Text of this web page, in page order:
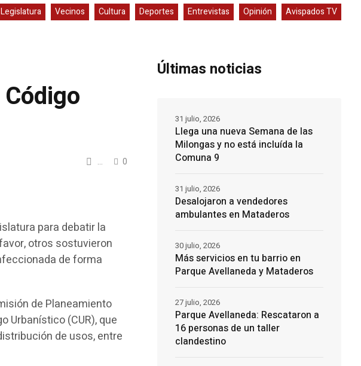
Legislatura Vecinos Cultura Deportes Entrevistas Opinión Avispados TV
... 0
para debatir la
otros sostuvieron
de forma
de Planeamiento
Urbanístico (CUR), que
de usos, entre
Últimas noticias
Llega una nueva Semana de las
Milongas y no está incluída la
Comuna 9
31 julio, 2026
Desalojaron a vendedores
ambulantes en Mataderos
31 julio, 2026
Más servicios en tu barrio en
Parque Avellaneda y Mataderos
30 julio, 2026
Parque Avellaneda: Rescataron a
16 personas de un taller
clandestino
27 julio, 2026